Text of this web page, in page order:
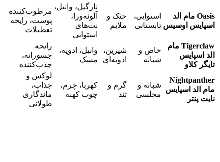
Oasis مام الد
اسپایس اوسیس
استوایی،
تابستانی
خنک و
ملایم
نارگیل، وانیل،
آلوئه‌ورا،
نت‌های
استوایی
مرطوب‌کننده
پوست، رایحه
تعطیلات
Tigerclaw مام
الد اسپایس
تایگر کلاو
خاص و
شبانه
شیرین،
ادویه‌ای
وانیل، ادویه،
مشک
رایحه
جسورانه،
جذب‌کننده
Nightpanther
مام الد اسپایس
نایت پنتر
شبانه و
مجلسی
گرم و
تند
کهربا، چرم،
چوب کهنه
لوکس و
جذاب،
ماندگاری
طولانی